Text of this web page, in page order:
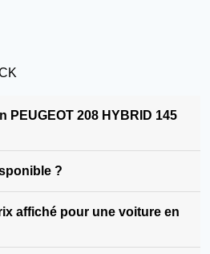
PEUGEOT 208 HYBRID 145
?
affiché pour une voiture en